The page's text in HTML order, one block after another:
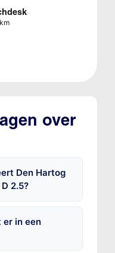
over
Den Hartog
2.5?
er in een